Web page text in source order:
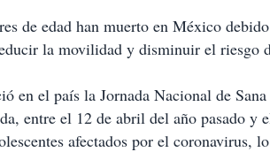
de edad han muerto en México
la movilidad y disminuir el riesgo
en el país la Jornada Nacional de
entre el 12 de abril del año pasado y
afectados por el coronavirus,